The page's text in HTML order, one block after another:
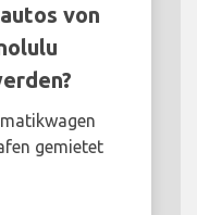
von
gemietet